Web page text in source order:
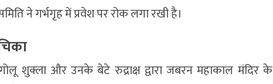
ने गर्भगृह में प्रवेश पर रोक लगा रखी है।
शुक्ला और उनके बेटे रुद्राक्ष द्वारा जबरन महाकाल मंदिर के